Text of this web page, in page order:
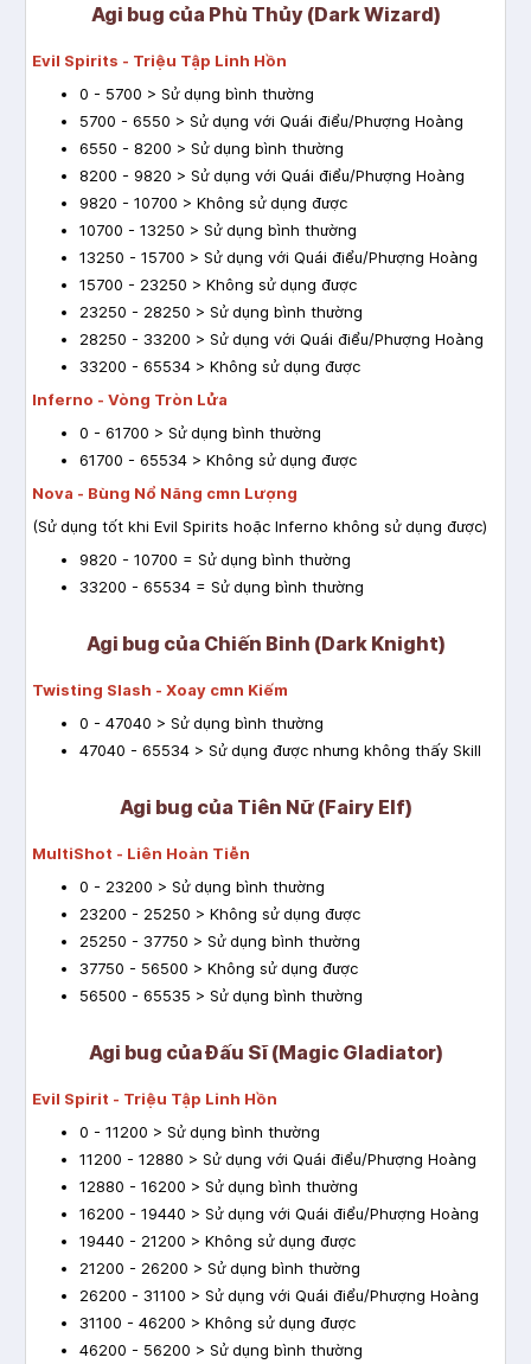
Agi bug của Phù Thủy (Dark Wizard)
Evil Spirits - Triệu Tập Linh Hồn
0 - 5700 > Sử dụng bình thường
5700 - 6550 > Sử dụng với Quái điểu/Phượng Hoàng
6550 - 8200 > Sử dụng bình thường
8200 - 9820 > Sử dụng với Quái điểu/Phượng Hoàng
9820 - 10700 > Không sử dụng được
10700 - 13250 > Sử dụng bình thường
13250 - 15700 > Sử dụng với Quái điểu/Phượng Hoàng
15700 - 23250 > Không sử dụng được
23250 - 28250 > Sử dụng bình thường
28250 - 33200 > Sử dụng với Quái điểu/Phượng Hoàng
33200 - 65534 > Không sử dụng được
Inferno - Vòng Tròn Lửa
0 - 61700 > Sử dụng bình thường
61700 - 65534 > Không sử dụng được
Nova - Bùng Nổ Năng cmn Lượng
(Sử dụng tốt khi Evil Spirits hoặc Inferno không sử dụng được)
9820 - 10700 = Sử dụng bình thường
33200 - 65534 = Sử dụng bình thường
Agi bug của Chiến Binh (Dark Knight)
Twisting Slash - Xoay cmn Kiếm
0 - 47040 > Sử dụng bình thường
47040 - 65534 > Sử dụng được nhưng không thấy Skill
Agi bug của Tiên Nữ (Fairy Elf)
MultiShot - Liên Hoàn Tiễn
0 - 23200 > Sử dụng bình thường
23200 - 25250 > Không sử dụng được
25250 - 37750 > Sử dụng bình thường
37750 - 56500 > Không sử dụng được
56500 - 65535 > Sử dụng bình thường
Agi bug của Đấu Sĩ (Magic Gladiator)
Evil Spirit - Triệu Tập Linh Hồn
0 - 11200 > Sử dụng bình thường
11200 - 12880 > Sử dụng với Quái điểu/Phượng Hoàng
12880 - 16200 > Sử dụng bình thường
16200 - 19440 > Sử dụng với Quái điểu/Phượng Hoàng
19440 - 21200 > Không sử dụng được
21200 - 26200 > Sử dụng bình thường
26200 - 31100 > Sử dụng với Quái điểu/Phượng Hoàng
31100 - 46200 > Không sử dụng được
46200 - 56200 > Sử dụng bình thường